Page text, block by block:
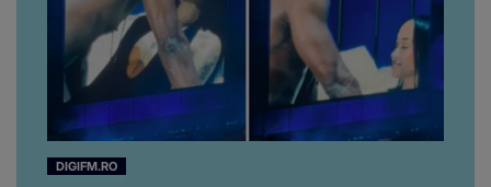
DIGIFM.RO